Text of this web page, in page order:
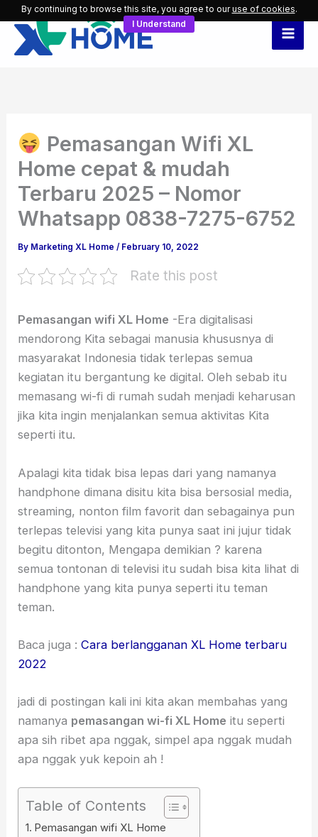
Skip
content
Pemasangan Wifi XL
Home cepat & mudah
Terbaru 2025 – Nomor
Whatsapp 0838-7275-6752
By Marketing XL Home/ February 10, 2022
Rate this post
Pemasangan wifi XL Home -Era digitalisasi
mendorong Kita sebagai manusia khususnya di
masyarakat Indonesia tidak terlepas semua
kegiatan itu bergantung ke digital. Oleh sebab itu
memasang wi-fi di rumah sudah menjadi keharusan
jika kita ingin menjalankan semua aktivitas Kita
seperti itu.
Apalagi kita tidak bisa lepas dari yang namanya
handphone dimana disitu kita bisa bersosial media,
streaming, nonton film favorit dan sebagainya pun
terlepas televisi yang kita punya saat ini jujur tidak
begitu ditonton, Mengapa demikian ? karena
semua tontonan di televisi itu sudah bisa kita lihat di
handphone yang kita punya seperti itu teman
teman.
Baca juga :Cara berlangganan XL Home terbaru
2022
jadi di postingan kali ini kita akan membahas yang
namanya pemasangan wi-fi XL Home itu seperti
apa sih ribet apa nggak, simpel apa nggak mudah
apa nggak yuk kepoin ah !
Table of Contents
Pemasangan wifi XL Home
By continuing to browse this site, you agree to ouruse of cookies.
I Understand